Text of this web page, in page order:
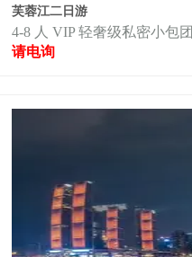
芙蓉江二日游
4-8 人 VIP 轻奢级私密小包团
请电询